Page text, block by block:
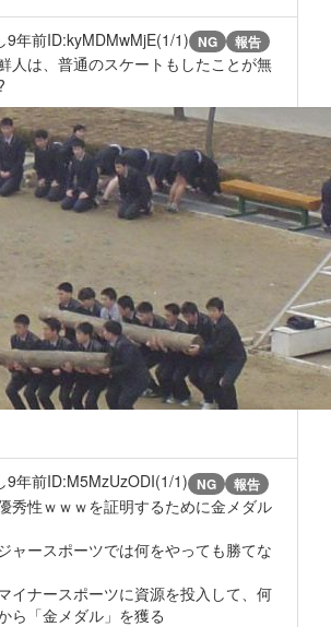
9年前ID:kyMDMwMjE(1/1) NG 報告
人は、普通のスケートもしたことが無
9年前ID:M5MzUzODI(1/1) NG 報告
秀性ｗｗｗを証明するために金メダル
ャースポーツでは何をやっても勝てな
イナースポーツに資源を投入して、何
ら「金メダル」を獲る